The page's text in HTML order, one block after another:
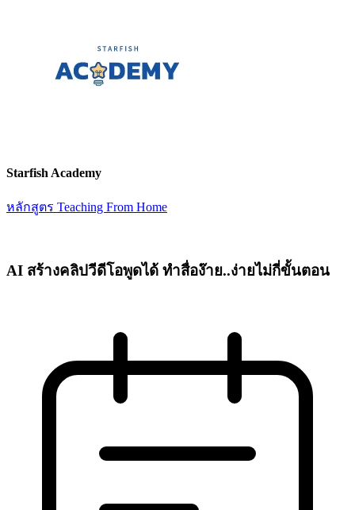
Starfish Academy
หลักสูตร Teaching From Home
AI สร้างคลิปวีดีโอพูดได้ ทำสื่อง๊าย..ง่ายไม่กี่ขั้นตอน